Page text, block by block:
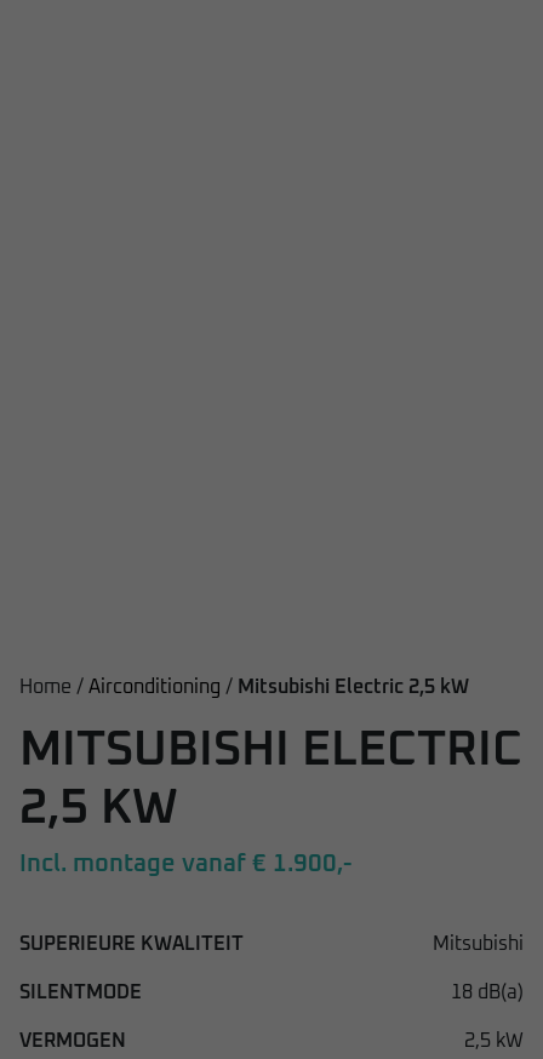
Home / Airconditioning / Mitsubishi Electric 2,5 kW
MITSUBISHI ELECTRIC
2,5 KW
Incl. montage vanaf € 1.900,-
SUPERIEURE KWALITEIT Mitsubishi
SILENTMODE 18 dB(a)
VERMOGEN 2,5 kW